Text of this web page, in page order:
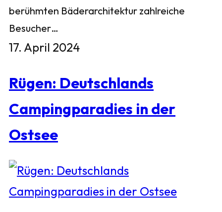
berühmten Bäderarchitektur zahlreiche
Besucher…
17. April 2024
Rügen: Deutschlands
Campingparadies in der
Ostsee